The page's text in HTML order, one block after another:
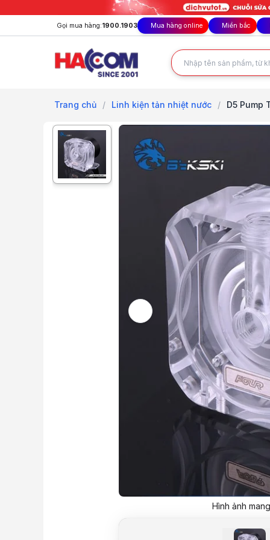
Gọi mua hàng:1900.1903 Mua hàng online Miền bắc
Trang chủ / Linh kiện tản nhiệt nước / D5 Pump
Hình ảnh